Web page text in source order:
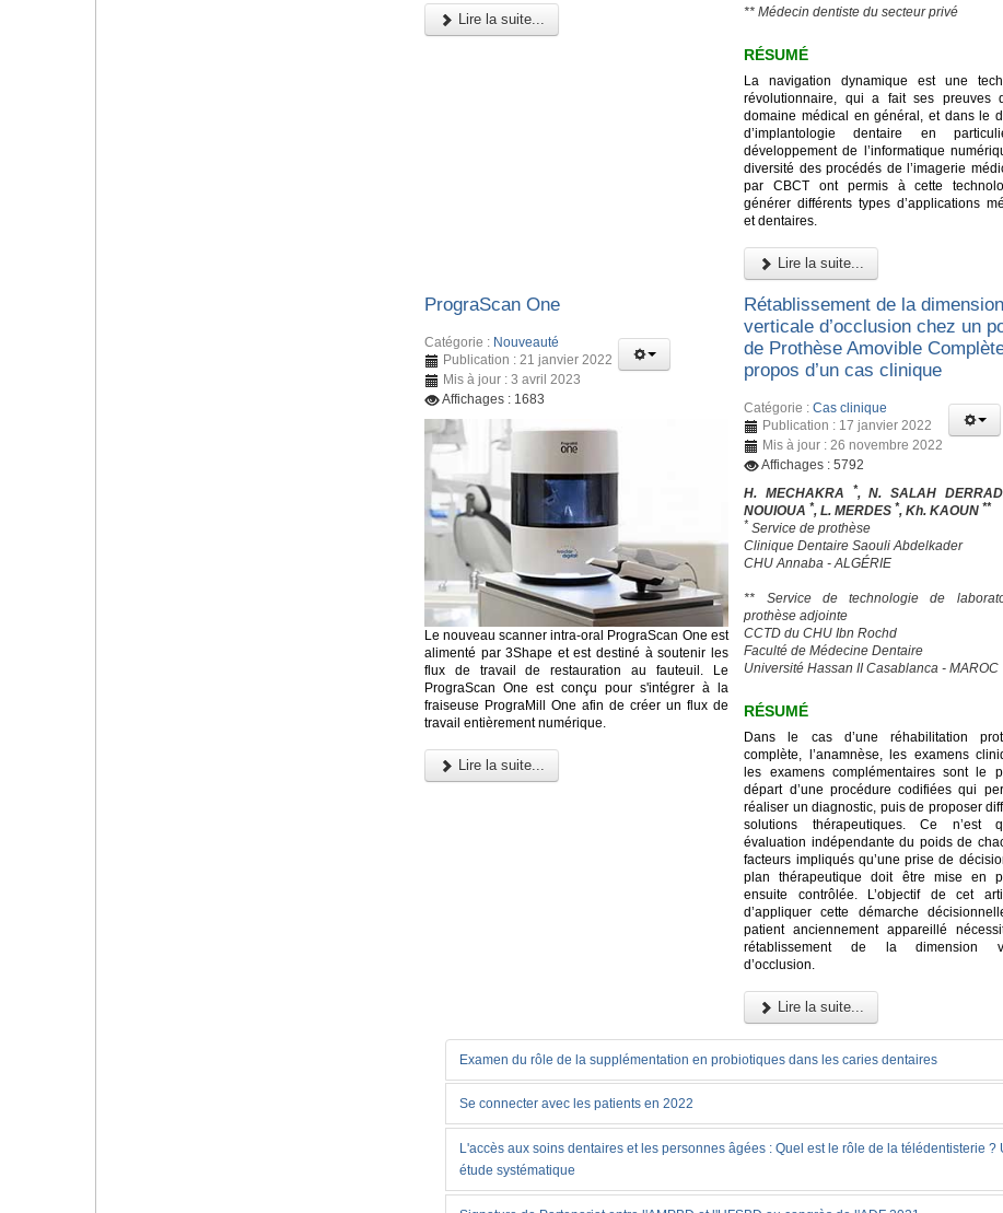
Lire la suite...
** Médecin dentiste du secteur privé
RÉSUMÉ
La navigation dynamique est une
révolutionnaire, qui a fait ses preuves
domaine médical en général, et dans le
d’implantologie dentaire en
développement de l’informatique
diversité des procédés de l’imagerie
par CBCT ont permis à cette
générer différents types d’applications
et dentaires.
Lire la suite...
PrograScan One
Catégorie : Nouveauté
Publication : 21 janvier 2022
Mis à jour : 3 avril 2023
Affichages : 1683
Le nouveau scanner intra-oral PrograScan One est
alimenté par 3Shape et est destiné à soutenir les
flux de travail de restauration au fauteuil. Le
PrograScan One est conçu pour s'intégrer à la
fraiseuse PrograMill One afin de créer un flux de
travail entièrement numérique.
Lire la suite...
Rétablissement de la dimension
verticale d’occlusion chez un
de Prothèse Amovible
propos d’un cas clinique
Catégorie :Cas clinique
Publication : 17 janvier 2022
Mis à jour : 26 novembre 2022
Affichages : 5792
H. MECHAKRA
*, N. SALAH
NOUIOUA *, L. MERDES *, Kh. KAOUN **
* Service de prothèse
Clinique Dentaire Saouli Abdelkader
CHU Annaba - ALGÉRIE
** Service de technologie de
prothèse adjointe
CCTD du CHU Ibn Rochd
Faculté de Médecine Dentaire
Université Hassan II Casablanca - MAROC
RÉSUMÉ
Dans le cas d’une réhabilitation
complète, l’anamnèse, les examens
les examens complémentaires sont le
départ d’une procédure codifiées qui
réaliser un diagnostic, puis de proposer
solutions thérapeutiques. Ce n’est
évaluation indépendante du poids de
facteurs impliqués qu’une prise de
plan thérapeutique doit être mise en
ensuite contrôlée. L’objectif de cet
d’appliquer cette démarche
patient anciennement appareillé
rétablissement de la dimension
d’occlusion.
Lire la suite...
Examen du rôle de la supplémentation en probiotiques dans les caries dentaires
Se connecter avec les patients en 2022
L'accès aux soins dentaires et les personnes âgées : Quel est le rôle de la télédentisterie ?
étude systématique